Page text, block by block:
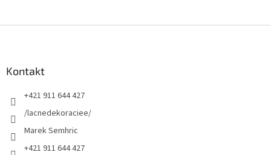
Kontakt
+421 911 644 427
/lacnedekoraciee/
Marek Semhric
+421 911 644 427